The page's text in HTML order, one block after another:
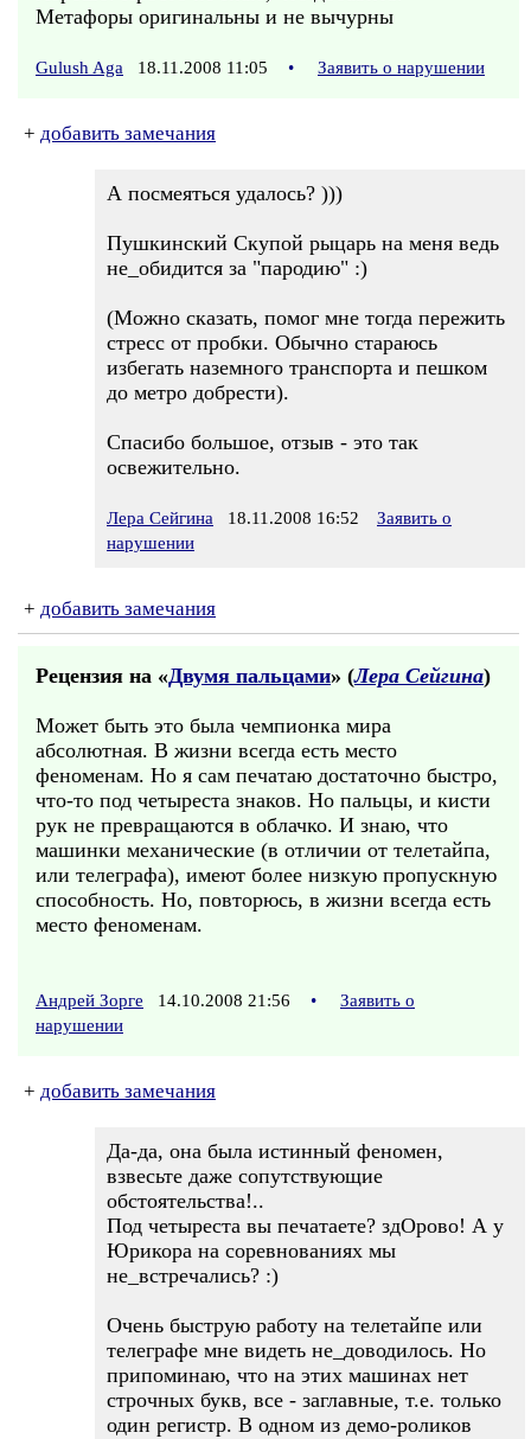
Метафоры оригинальны и не вычурны
Gulush Aga 18.11.2008 11:05 • Заявить о нарушении
+ добавить замечания
А посмеяться удалось? )))
Пушкинский Скупой рыцарь на меня ведь
не_обидится за "пародию" :)
(Можно сказать, помог мне тогда пережить
стресс от пробки. Обычно стараюсь
избегать наземного транспорта и пешком
до метро добрести).
Спасибо большое, отзыв - это так
освежительно.
Лера Сейгина 18.11.2008 16:52
Заявить о
нарушении
+ добавить замечания
Рецензия на «Двумя пальцами» (Лера Сейгина)
Может быть это была чемпионка мира
абсолютная. В жизни всегда есть место
феноменам. Но я сам печатаю достаточно быстро,
что-то под четыреста знаков. Но пальцы, и кисти
рук не превращаются в облачко. И знаю, что
машинки механические (в отличии от телетайпа,
или телеграфа), имеют более низкую пропускную
способность. Но, повторюсь, в жизни всегда есть
место феноменам.
Андрей Зорге 14.10.2008 21:56 •
Заявить о
нарушении
+ добавить замечания
Да-да, она была истинный феномен,
взвесьте даже сопутствующие
обстоятельства!..
Под четыреста вы печатаете? здОрово! А у
Юрикора на соревнованиях мы
не_встречались? :)
Очень быструю работу на телетайпе или
телеграфе мне видеть не_доводилось. Но
припоминаю, что на этих машинах нет
строчных букв, все - заглавные, т.е. только
один регистр. В одном из демо-роликов